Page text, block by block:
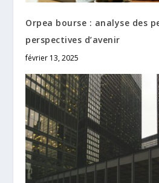
Orpea bourse : analyse des
perspectives d’avenir
février 13, 2025